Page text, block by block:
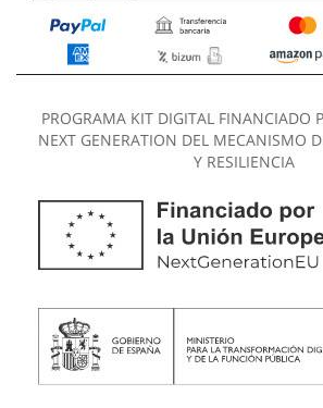
PROGRAMA KIT DIGITAL FINANCIADO
NEXT GENERATION DEL MECANISMO
Y RESILIENCIA